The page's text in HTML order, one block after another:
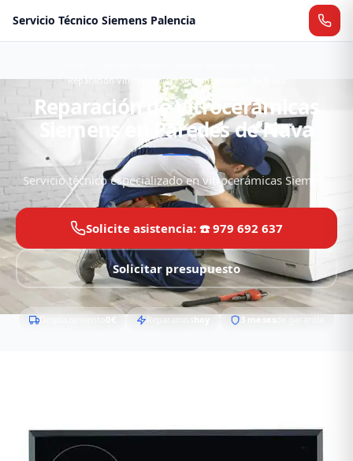
Servicio Técnico Siemens Palencia
Reparación Vitrocerámicas Siemens Paredes de Nava
Reparación de Vitrocerámicas
Siemens en Paredes de Nava
Servicio técnico especializado en vitrocerámicas Siemens
Solicite asistencia: ☎️ 979 692 637
Solicitar presupuesto
Desplazamiento 0€ Reparamos hoy 3 mesesde garantía